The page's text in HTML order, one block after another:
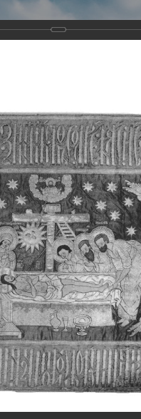
Сайт создан
Галерея
мученики Архангельска
Архангельска